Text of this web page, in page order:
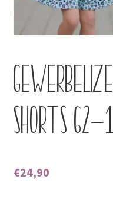
Shorts 62-
€24,90